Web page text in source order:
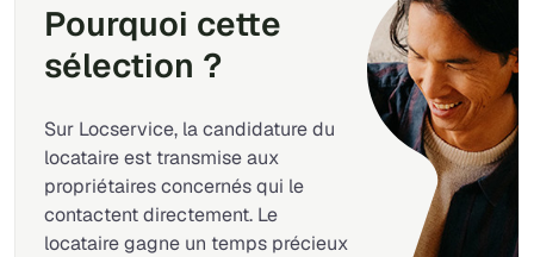
Pourquoi cette
sélection ?
Sur Locservice, la candidature du
locataire est transmise aux
propriétaires concernés qui le
contactent directement. Le
locataire gagne un temps précieux